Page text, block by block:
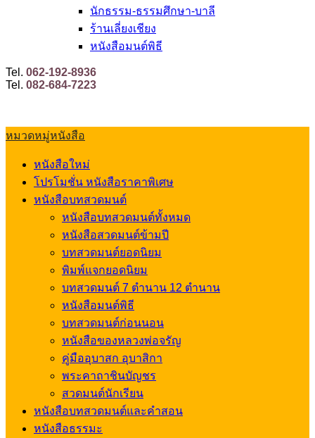
นักธรรม-ธรรมศึกษา-บาลี
ร้านเลี่ยงเชียง
หนังสือมนต์พิธี
Tel. 062-192-8936
Tel. 082-684-7223
หมวดหมู่หนังสือ
หนังสือใหม่
โปรโมชั่น หนังสือราคาพิเศษ
หนังสือบทสวดมนต์
หนังสือบทสวดมนต์ทั้งหมด
หนังสือสวดมนต์ข้ามปี
บทสวดมนต์ยอดนิยม
พิมพ์แจกยอดนิยม
บทสวดมนต์ 7 ตำนาน 12 ตำนาน
หนังสือมนต์พิธี
บทสวดมนต์ก่อนนอน
หนังสือของหลวงพ่อจรัญ
คู่มืออุบาสก อุบาสิกา
พระคาถาชินบัญชร
สวดมนต์นักเรียน
หนังสือบทสวดมนต์และคำสอน
หนังสือธรรมะ